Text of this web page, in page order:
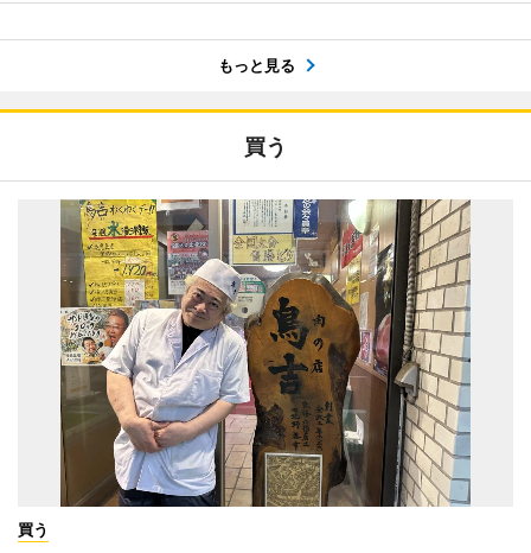
もっと見る
買う
買う